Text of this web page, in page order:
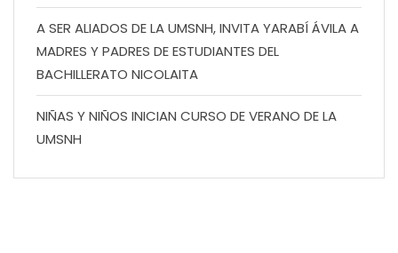
A SER ALIADOS DE LA UMSNH, INVITA YARABÍ ÁVILA A
MADRES Y PADRES DE ESTUDIANTES DEL
BACHILLERATO NICOLAITA
NIÑAS Y NIÑOS INICIAN CURSO DE VERANO DE LA
UMSNH